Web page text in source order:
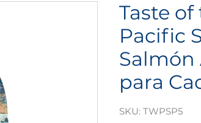
Taste
Pacific
para
SKU: TWPSP5